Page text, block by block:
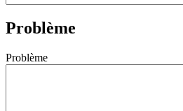
Problème
Problème